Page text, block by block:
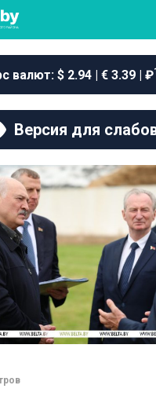
валют: $ 2.94 | € 3.39 | ₽
Версия для